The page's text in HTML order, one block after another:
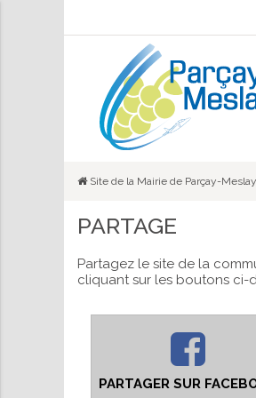
Site de la Mairie de Parçay-Meslay
PARTAGE
Partagez le site de la
cliquant sur les boutons ci-
PARTAGER SUR